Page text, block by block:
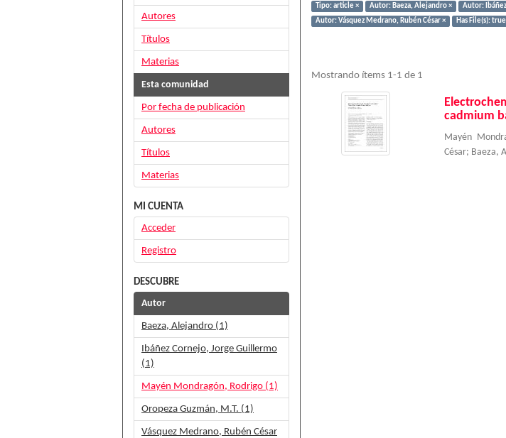
Tipo: article × Autor: Baeza, Alejandro × Autor:
Autor: Vásquez Medrano, Rubén César ×
Has File(s):
Mostrando ítems 1-1 de 1
cadmium
Mayén
César; Baeza,
Autores
Títulos
Materias
Esta comunidad
Por fecha de publicación
Autores
Títulos
Materias
MI CUENTA
Acceder
Registro
DESCUBRE
Autor
Baeza, Alejandro (1)
Ibáñez Cornejo, Jorge Guillermo
(1)
Mayén Mondragón, Rodrigo (1)
Oropeza Guzmán, M.T. (1)
Vásquez Medrano, Rubén César